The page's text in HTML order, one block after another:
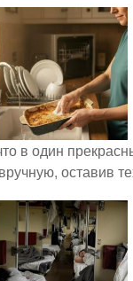
в один
оставив